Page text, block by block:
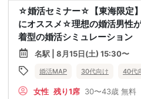
☆婚活セミナー☆【東海限定
にオススメ☆理想の婚活男性
着型の婚活シミュレーション
名駅 | 8月15日(土) 15:30〜
婚活MAP 30代向け 40代
女性 残り1席 30〜43歳 無料